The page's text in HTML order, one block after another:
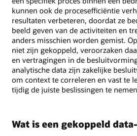
kunnen ook de procesefficiëntie
resultaten verbeteren, doordat ze
beeld geven van de activiteiten en
anders misschien worden gemist.
niet zijn gekoppeld, veroorzaken
en vertragingen in de
analytische data zijn zakelijke
om context te correleren en vast te
tijdig de juiste beslissingen te
Wat is een gekoppeld